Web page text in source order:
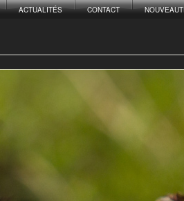
ACTUALITÉS CONTACT